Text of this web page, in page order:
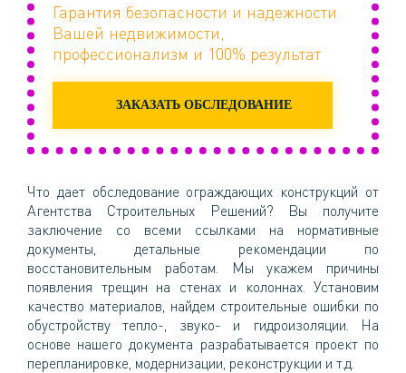
Гарантия безопасности и надежности
Вашей недвижимости,
профессионализм и 100% результат
ЗАКАЗАТЬ ОБСЛЕДОВАНИЕ
Что дает обследование ограждающих конструкций от
Агентства Строительных Решений? Вы получите
заключение со всеми ссылками на нормативные
документы, детальные рекомендации по
восстановительным работам. Мы укажем причины
появления трещин на стенах и колоннах. Установим
качество материалов, найдем строительные ошибки по
обустройству тепло-, звуко- и гидроизоляции. На
основе нашего документа разрабатывается проект по
перепланировке, модернизации, реконструкции и т.д.